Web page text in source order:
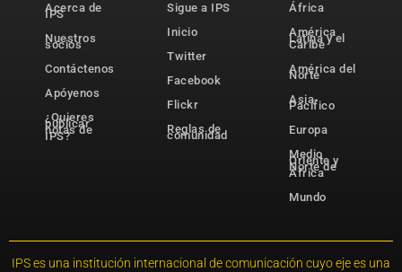
Acerca de
IPS
Nuestros
socios
Contáctenos
Apóyenos
¿Quieres
publicar
notas de
IPS?
Sigue a IPS
Inicio
Twitter
Facebook
Flickr
Reglas de
comunidad
África
América
Latina y el
Caribe
América del
Norte
Asia-
Pacífico
Europa
Medio
Oriente y
Norte de
África
Mundo
IPS es una institución internacional de comunicación cuyo eje es una